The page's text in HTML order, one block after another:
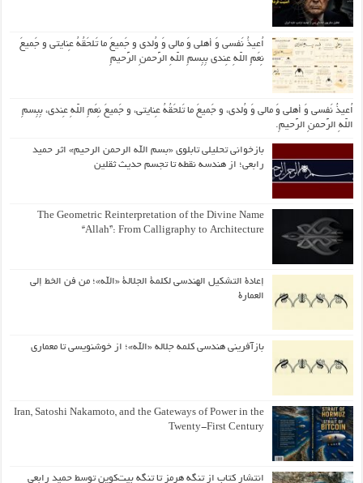
اُعیذُ نَفسی وَ أهلی وَ مالی وَ وُلدی و جَمیعَ ما تَلحَقُهُ عِنایتی و جَمیعَ
نِعَمِ اللّهِ عِندی بِبِسمِ اللّهِ الرَّحمنِ الرَّحیمِ
اُعیذُ نَفسی وَ أهلی وَ مالی وَ وُلدی، و جَمیعَ ما تَلحَقُهُ عِنایتی، و جَمیعَ نِعَمِ اللّهِ عِندی، بِبِسمِ
اللّهِ الرَّحمنِ الرَّحیمِ.
بازخوانی تحلیلی تابلوی «بسم الله الرحمن الرحیم» اثر حمید
رابعی؛ از هندسه نقطه تا تجسم حدیث ثقلین
The Geometric Reinterpretation of the Divine Name
“Allah”: From Calligraphy to Architecture
إعادة التشكيل الهندسي لكلمة الجلالة «الله»؛ من فن الخط إلى
العمارة
بازآفرینی هندسی کلمه جلاله «الله»؛ از خوشنویسی تا معماری
Iran, Satoshi Nakamoto, and the Gateways of Power in the
Twenty-First Century
انتشار کتاب از تنگه هرمز تا تنگه بیت‌کوین توسط حمید رابعی